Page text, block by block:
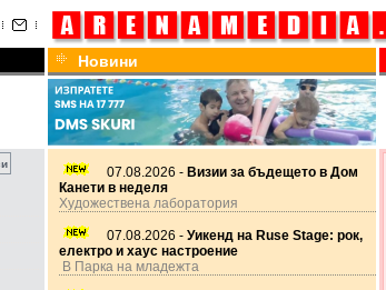
Новини
07.08.2026 - Визии за бъдещето в Дом
Канети в неделя
Художествена лаборатория
07.08.2026 - Уикенд на Ruse Stage: рок,
електро и хаус настроение
В Парка на младежта